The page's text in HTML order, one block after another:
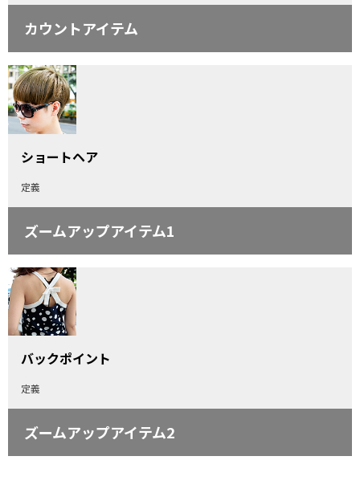
カウントアイテム
ショートヘア
定義
ズームアップアイテム1
バックポイント
定義
ズームアップアイテム2